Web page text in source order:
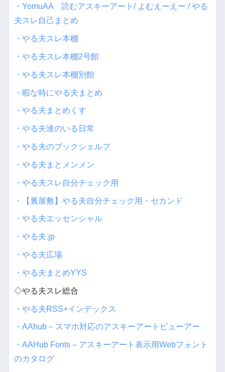
・YomuAA 読むアスキーアート/ よむえーえー / やる
夫スレ自己まとめ
・やる夫スレ本棚
・やる夫スレ本棚2号館
・やる夫スレ本棚別館
・暇な時にやる夫まとめ
・やる夫まとめくす
・やる夫達のいる日常
・やる夫のブックシェルフ
・やる夫まとメンメン
・やる夫スレ自分チェック用
・【裏屋敷】やる夫自分チェック用・セカンド
・やる夫エッセンシャル
・やる夫.jp
・やる夫広場
・やる夫まとめYYS
◇やる夫スレ総合
・やる夫RSS+インデックス
・AAhub – スマホ対応のアスキーアートビューアー
・AAHub Fonts – アスキーアート表示用Webフォント
のカタログ